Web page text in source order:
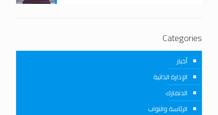
Categories
أخبار
الإدارة الذاتية
الدنمارك
الرئاسة والنواب